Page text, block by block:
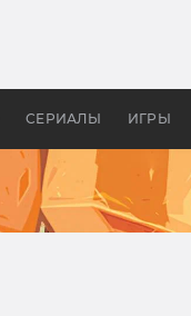
СЕРИАЛЫ ИГРЫ